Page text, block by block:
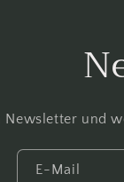
Newsletter und
E-Mail